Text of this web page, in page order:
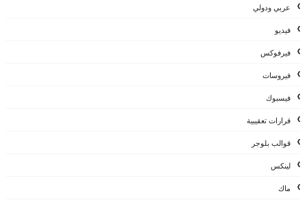
عربي ودولي
فيديو
فيرفوكس
فيروسات
فيسبوك
قرارات تعقيبية
قوالب بلوجر
لينكس
ماك